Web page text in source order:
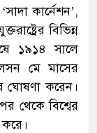
কার্নেশন’,
বিভিন্ন
১৯১৪ সালে
মে মাসের
ঘোষণা করেন।
থেকে বিশ্বের